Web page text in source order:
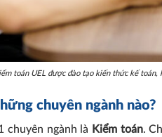
toán UEL được đào tạo kiến thức kế
chuyên ngành nào?
chuyên ngành là Kiểm toán.